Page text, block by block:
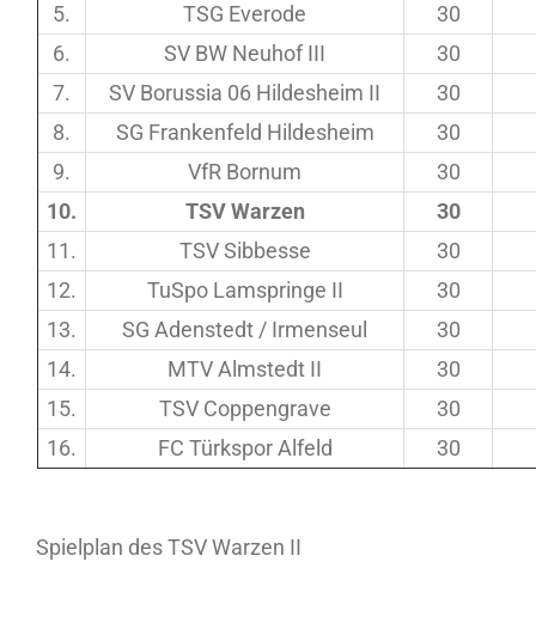
5.
TSG Everode
30
6.
SV BW Neuhof III
30
7.
SV Borussia 06 Hildesheim II
30
8.
SG Frankenfeld Hildesheim
30
9.
VfR Bornum
30
10.
TSV Warzen
30
11.
TSV Sibbesse
30
12.
TuSpo Lamspringe II 30
13.
SG Adenstedt / Irmenseul
30
14.
MTV Almstedt II 30
15.
TSV Coppengrave
30
16.
FC Türkspor Alfeld 30
Spielplan des TSV Warzen II